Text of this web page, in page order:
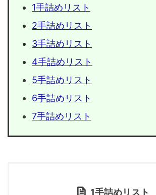
1手詰めリスト
2手詰めリスト
3手詰めリスト
4手詰めリスト
5手詰めリスト
6手詰めリスト
7手詰めリスト
1手詰めリスト